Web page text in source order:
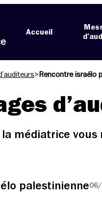
Accueil
> Rencontre israélo
médiatrice vous
palestinienne